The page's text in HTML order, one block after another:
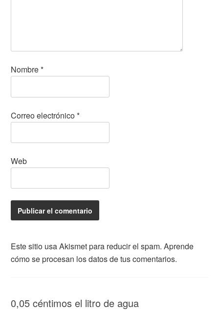
Nombre*
Correo electrónico*
Web
Este sitio usa Akismet para reducir el spam.Aprende
cómo se procesan los datos de tus comentarios.
0,05 céntimos el litro de agua